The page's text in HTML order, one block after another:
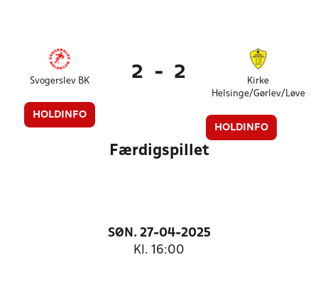
Svogerslev BK
HOLDINFO
2 - 2
Kirke
Helsinge/Gørlev/Løve
HOLDINFO
Færdigspillet
SØN. 27-04-2025
Kl. 16:00